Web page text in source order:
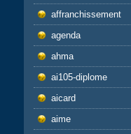
affranchissement
agenda
ahma
ai105-diplome
aicard
aime